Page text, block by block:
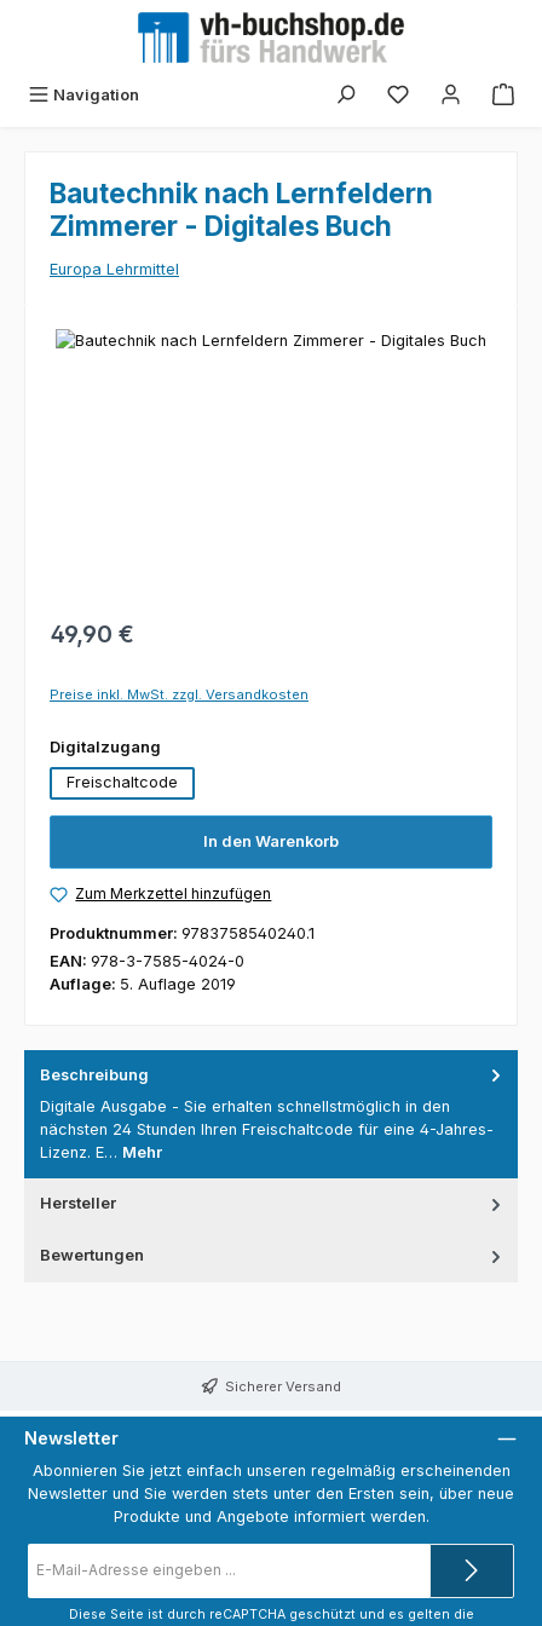
Zum Hauptinhalt springen
Navigation
Bautechnik nach Lernfeldern
Zimmerer - Digitales Buch
Europa Lehrmittel
Bildergalerie überspringen
49,90 €
Preise inkl. MwSt. zzgl. Versandkosten
Digitalzugang
Freischaltcode
In den Warenkorb
Zum Merkzettel hinzufügen
Produktnummer: 9783758540240.1
EAN: 978-3-7585-4024-0
Auflage: 5. Auflage 2019
Beschreibung
Digitale Ausgabe - Sie erhalten schnellstmöglich in den
nächsten 24 Stunden Ihren Freischaltcode für eine 4-Jahres-
Lizenz. E… Mehr
Hersteller
Bewertungen
Sicherer Versand
Newsletter
Abonnieren Sie jetzt einfach unseren regelmäßig erscheinenden
Newsletter und Sie werden stets unter den Ersten sein, über neue
Produkte und Angebote informiert werden.
Mail-
Diese Seite ist durch reCAPTCHA geschützt und es gelten die